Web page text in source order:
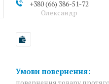
+380 (66) 386-51-72
Олександр
повернення товару